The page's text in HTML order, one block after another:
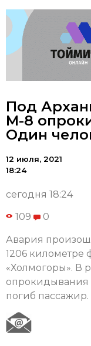
Под
М-8
Один
12 июля, 2021
18:24
сегодня 18:24
109 0
Авария
1206 километре
«Холмогоры». В
опрокидывания
погиб пассажир.